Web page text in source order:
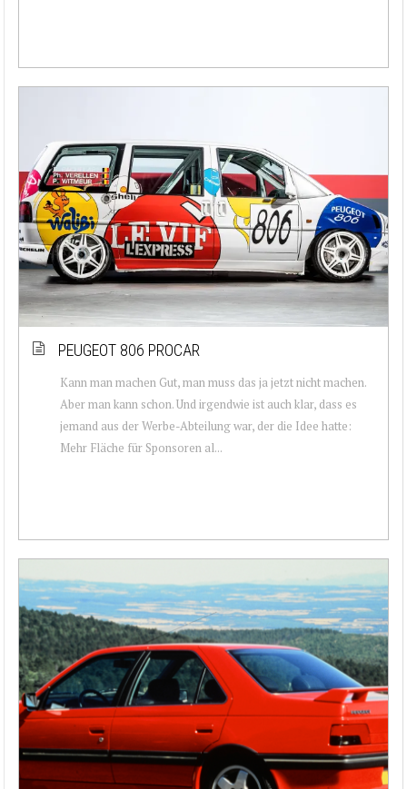
PEUGEOT 806 PROCAR
Kann man machen Gut, man muss das ja jetzt nicht machen.
Aber man kann schon. Und irgendwie ist auch klar, dass es
jemand aus der Werbe-Abteilung war, der die Idee hatte:
Mehr Fläche für Sponsoren al...